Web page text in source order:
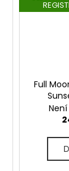
Full